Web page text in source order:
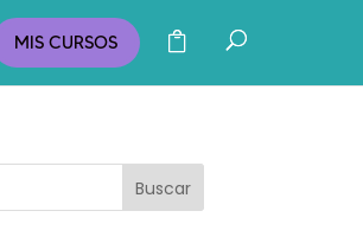
MIS CURSOS